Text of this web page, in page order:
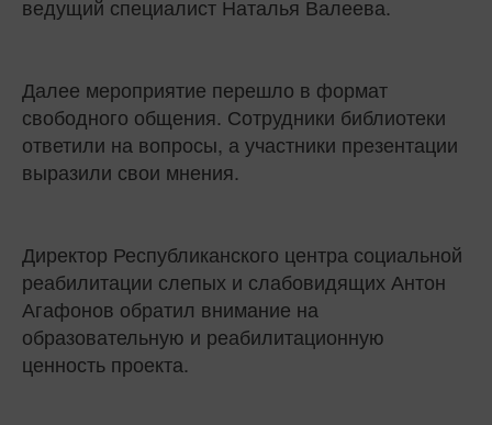
ведущий специалист Наталья Валеева.
Далее мероприятие перешло в формат
свободного общения. Сотрудники библиотеки
ответили на вопросы, а участники презентации
выразили свои мнения.
Директор Республиканского центра социальной
реабилитации слепых и слабовидящих Антон
Агафонов обратил внимание на
образовательную и реабилитационную
ценность проекта.